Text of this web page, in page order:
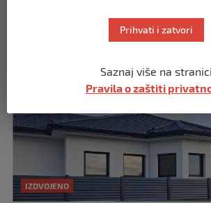
IZDVOJENO
Prihvati i zatvori
Saznaj više na stranici
Pravila o zaštiti